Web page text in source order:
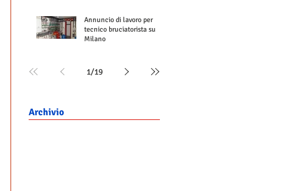
Annuncio di lavoro per
tecnico bruciatorista su
Milano
1/19
Archivio